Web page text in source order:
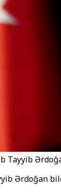
Tayyib
Ərdoğan